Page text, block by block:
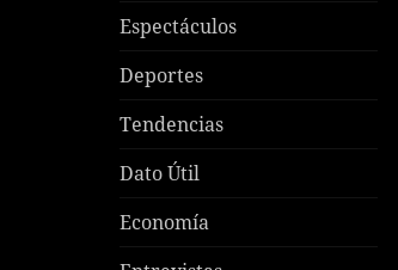
Espectáculos
Deportes
Tendencias
Dato Útil
Economía